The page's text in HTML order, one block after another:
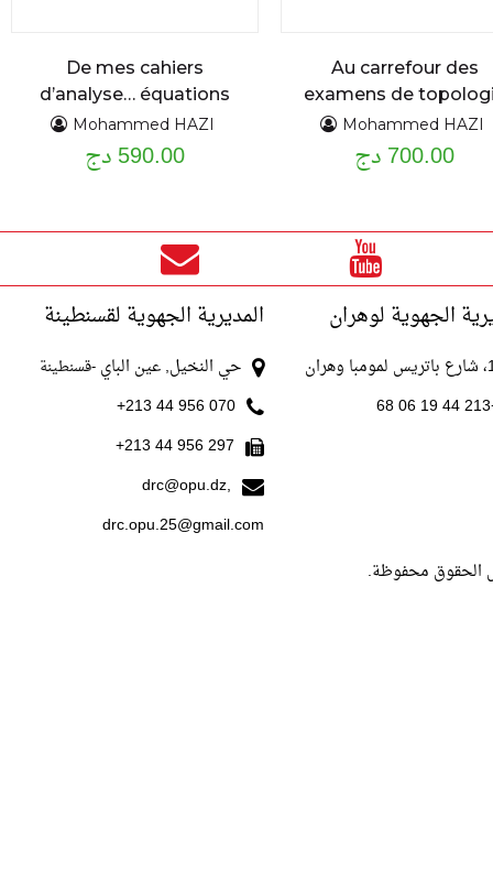
Au carrefour des
examens de
problèmes et
exercices résolus
Mohammed HAZI
700.00 دج
De mes cahiers
d’analyse… équations
différentielles
ordinaires du premier
et second ordre :
applications cours
détaillé et exercices
résolus
Mohammed HAZI
590.00 دج
الجهوية لوهران المديرية الجهوية لقسنطينة
حي النخيل, عين الباي -قسنطينة
070 956 44 213+
297 956 44 213+
drc@opu.dz,
drc.opu.25@gmail.com
الحقوق محفوظة.